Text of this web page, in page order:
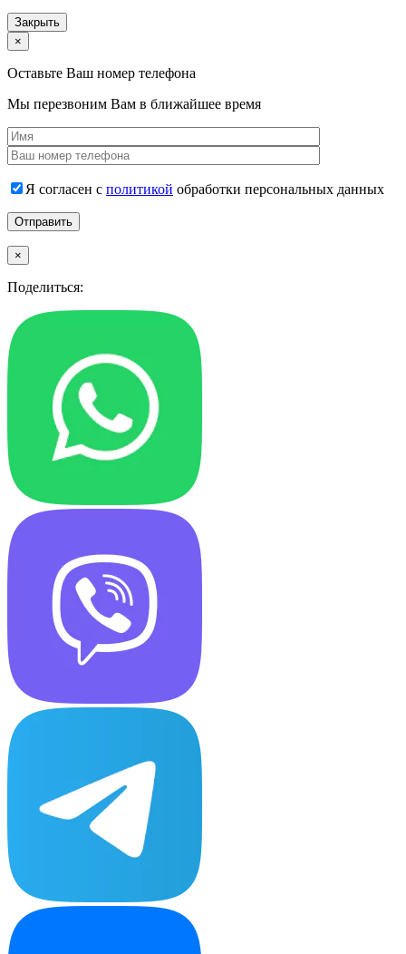
Закрыть
×
Оставьте Ваш номер телефона
Мы перезвоним Вам в ближайшее время
Я согласен с политикой обработки персональных данных
×
Поделиться: